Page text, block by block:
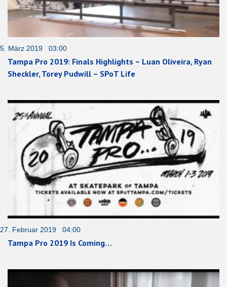
5. März 2019 03:00
Tampa Pro 2019: Finals Highlights – Luan Oliveira, Ryan
Sheckler, Torey Pudwill – SPoT Life
27. Februar 2019 04:00
Tampa Pro 2019 Is Coming…